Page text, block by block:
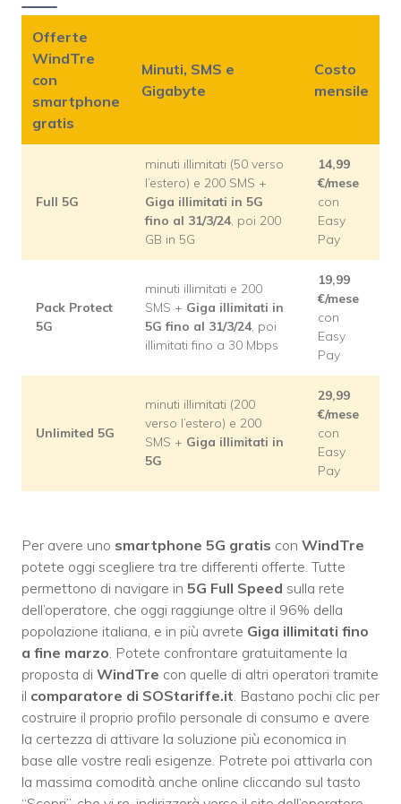
Offerte
WindTre
con
smartphone
gratis
Minuti, SMS e
Gigabyte
Costo
mensile
Full 5G
minuti illimitati (50 verso
l’estero) e 200 SMS +
Giga illimitati in 5G
fino al 31/3/24 , poi 200
GB in 5G
14,99
€/mese
con
Easy
Pay
Pack Protect
5G
minuti illimitati e 200
SMS + Giga illimitati in
5G fino al 31/3/24 , poi
illimitati fino a 30 Mbps
19,99
€/mese
con
Easy
Pay
Unlimited 5G
minuti illimitati (200
verso l’estero) e 200
SMS + Giga illimitati in
5G
29,99
€/mese
con
Easy
Pay
Per avere uno smartphone 5G gratis con WindTre
potete oggi scegliere tra tre differenti offerte. Tutte
permettono di navigare in 5G Full Speed sulla rete
dell’operatore, che oggi raggiunge oltre il 96% della
popolazione italiana, e in più avrete Giga illimitati fino
a fine marzo . Potete confrontare gratuitamente la
proposta di WindTre con quelle di altri operatori tramite
il comparatore di SOStariffe.it . Bastano pochi clic per
costruire il proprio profilo personale di consumo e avere
la certezza di attivare la soluzione più economica in
base alle vostre reali esigenze. Potrete poi attivarla con
la massima comodità anche online cliccando sul tasto